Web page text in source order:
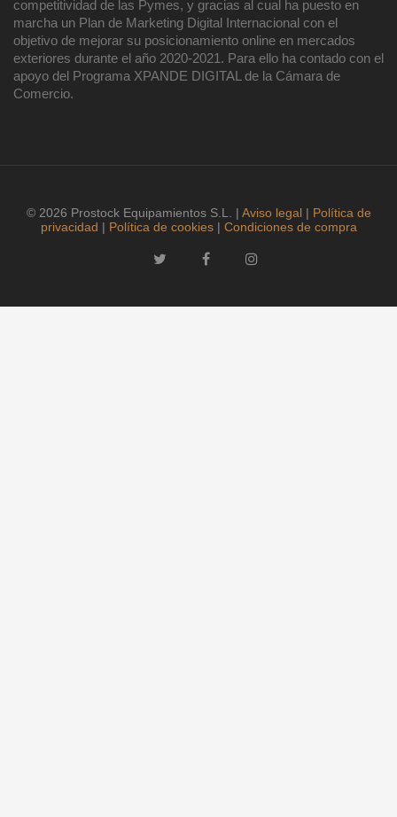
competitividad de las Pymes, y gracias al cual ha puesto en
marcha un Plan de Marketing Digital Internacional con el
objetivo de mejorar su posicionamiento online en mercados
exteriores durante el año 2020-2021. Para ello ha contado con el
apoyo del Programa XPANDE DIGITAL de la Cámara de
Comercio.
© 2026 Prostock Equipamientos S.L. | Aviso legal| Política de
privacidad | Política de cookies| Condiciones de compra